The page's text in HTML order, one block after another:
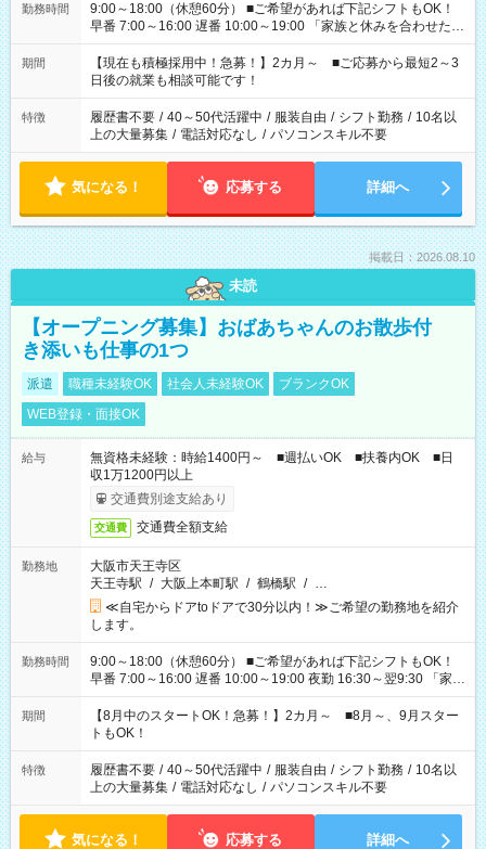
勤務時間
9:00～18:00（休憩60分） ■ご希望があれば下記シフトもOK！
早番 7:00～16:00 遅番 10:00～19:00 「家族と休みを合わせた
い」 「余裕を持って夕飯の準備がしたい」 「できれば残業はし
たくない」 など、ご希望を教えてくださいね。 ※Wワーク希望
の方へ 今ご覧のお仕事で希望する勤務時間と、もう1つのお仕事
の勤務時間。 合計で週40時間を超える場合は応募できません。
期間
【現在も積極採用中！急募！】2カ月～ ■ご応募から最短2～3
日後の就業も相談可能です！
特徴 履歴書不要 / 40～50代活躍中 / 服装自由 / シフト勤務 / 10名以
上の大量募集 / 電話対応なし / パソコンスキル不要
気になる！ 応募する 詳細へ
掲載日：2026.08.10
未読
【オープニング募集】おばあちゃんのお散歩付
き添いも仕事の1つ
派遣 職種未経験OK 社会人未経験OK
ブランクOK
WEB登録・面接OK
給与
無資格未経験：時給1400円～ ■週払いOK ■扶養内OK ■日
収1万1200円以上
交通費別途支給あり
交通費 交通費全額支給
勤務地
大阪市天王寺区
天王寺駅 / 大阪上本町駅 / 鶴橋駅 / …
≪自宅からドアtoドアで30分以内！≫ご希望の勤務地を紹介
します。
勤務時間
9:00～18:00（休憩60分） ■ご希望があれば下記シフトもOK！
早番 7:00～16:00 遅番 10:00～19:00 夜勤 16:30～翌9:30 「家族
と休みを合わせたい」 「余裕を持って夕飯の準備がしたい」
「できれば残業はしたくない」 など、ご希望を教えてください
ね。 ※Wワーク希望の方へ 今ご覧のお仕事で希望する勤務時間
と、もう1つのお仕事の勤務時間。 合計で週40時間を超える場
合は応募できません。
期間
【8月中のスタートOK！急募！】2カ月～ ■8月～、9月スター
トもOK！
特徴 履歴書不要 / 40～50代活躍中 / 服装自由 / シフト勤務 / 10名以
上の大量募集 / 電話対応なし / パソコンスキル不要
気になる！ 応募する 詳細へ